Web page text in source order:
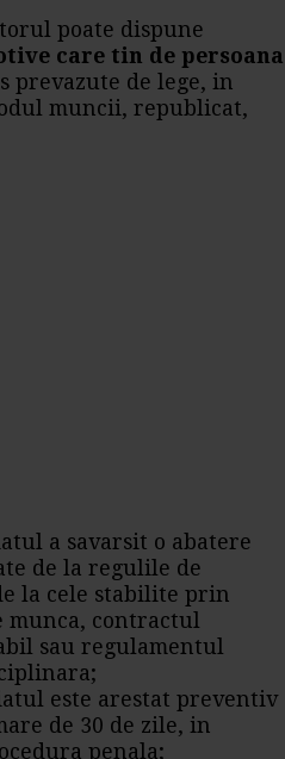
poate dispune
care tin de persoana
prevazute de lege, in
muncii, republicat,
a savarsit o abatere
de la regulile de
la cele stabilite prin
contractul
sau regulamentul
este arestat preventiv
de 30 de zile, in
penala;